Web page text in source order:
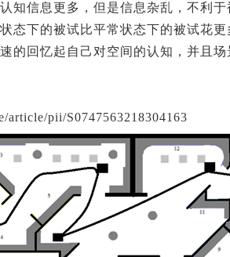
知信息更多，但是信息杂乱，不利
态下的被试比平常状态下的被试花
的回忆起自己对空间的认知，并且
article/pii/S0747563218304163